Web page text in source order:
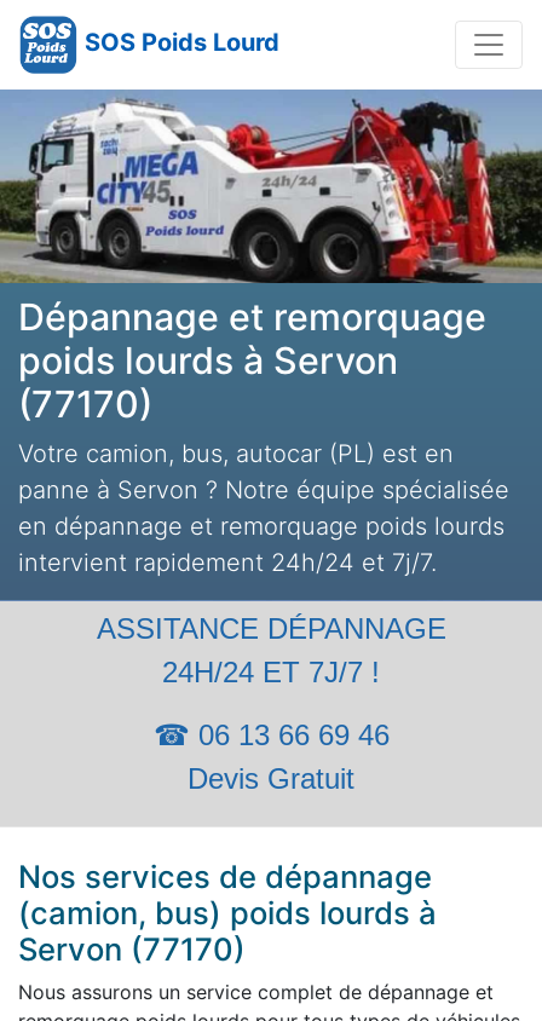
SOS Poids Lourd
Dépannage et remorquage
poids lourds à Servon
(77170)
Votre camion, bus, autocar (PL) est en
panne à Servon ? Notre équipe spécialisée
en dépannage et remorquage poids lourds
intervient rapidement 24h/24 et 7j/7.
ASSITANCE DÉPANNAGE
24H/24 ET 7J/7 !
☎ 06 13 66 69 46
Devis Gratuit
Nos services de dépannage
(camion, bus) poids lourds à
Servon (77170)
Nous assurons un service complet de dépannage et